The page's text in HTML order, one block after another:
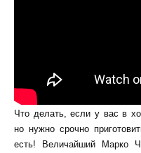
Что делать, если у вас в
но нужно срочно
есть! Величайший Марко